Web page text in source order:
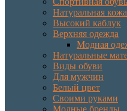
Натуральная кожа
Высокий каблук
Верхняя одежда
Модная
Натуральные
Виды обуви
Для мужчин
Белый цвет
Своими руками